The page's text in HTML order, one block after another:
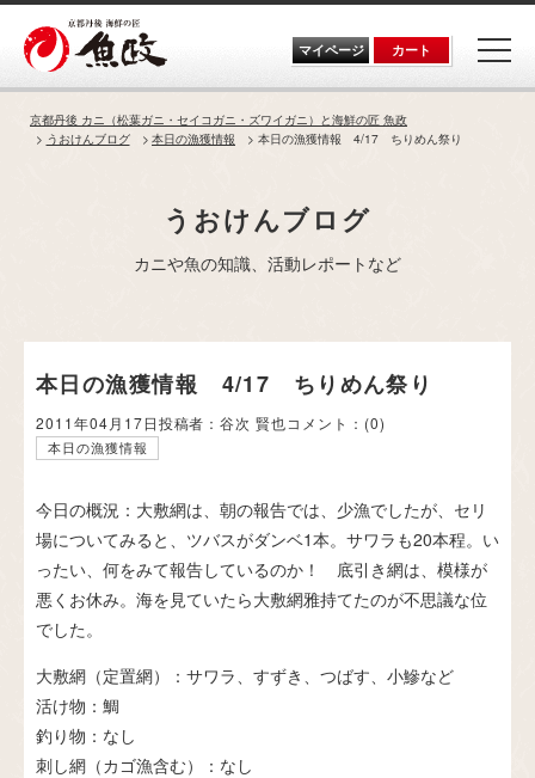
Skip
content
マイページ カート
京都丹後 カニ（松葉ガニ・セイコガニ・ズワイガニ）と海鮮の匠 魚政
うおけんブログ
本日の漁獲情報 本日の漁獲情報 4/17 ちりめん祭り
うおけんブログ
カニや魚の知識、活動レポートなど
本日の漁獲情報 4/17 ちりめん祭り
2011年04月17日投稿者：谷次 賢也コメント： (0)
本日の漁獲情報
今日の概況：大敷網は、朝の報告では、少漁でしたが、セリ
場についてみると、ツバスがダンベ1本。サワラも20本程。い
ったい、何をみて報告しているのか！ 底引き網は、模様が
悪くお休み。海を見ていたら大敷網雅持てたのが不思議な位
でした。
大敷網（定置網）：サワラ、すずき、つばす、小鰺など
活け物：鯛
釣り物：なし
刺し網（カゴ漁含む）：なし